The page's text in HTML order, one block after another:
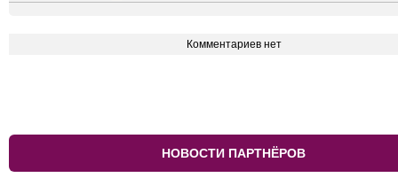
Комментариев нет
НОВОСТИ ПАРТНЁРОВ